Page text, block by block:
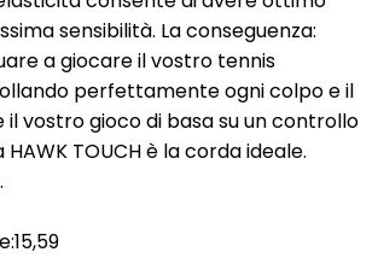
sensibilità. La conseguenza:
a giocare il vostro tennis
perfettamente ogni colpo e il
il vostro gioco di basa su un controllo
TOUCH è la corda ideale.